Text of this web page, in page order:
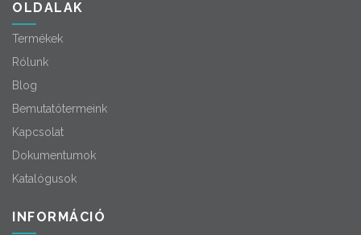
OLDALAK
Termékek
Rólunk
Blog
Bemutatótermeink
Kapcsolat
Dokumentumok
Katalógusok
INFORMÁCIÓ